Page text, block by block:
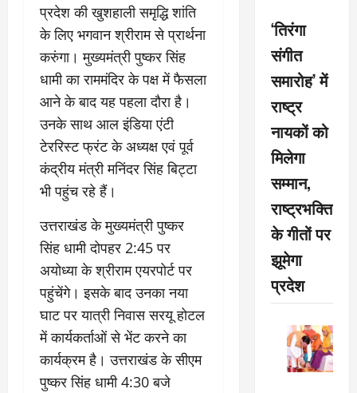
प्रदेश की खुशहाली समृद्धि शांति
के लिए भगवान श्रीराम से प्रार्थना
करुंगा। मुख्यमंत्री पुष्कर सिंह
धामी का राममंदिर के पक्ष में फैसला
आने के बाद यह पहला दौरा है।
उनके साथ आल इंडिया एंटी
टेररिस्ट फ्रंट के अध्यक्ष एवं पूर्व
कंद्रीय मंत्री मनिंदर सिंह बिट्टा
भी पहुंच रहे हैं।
उत्तराखंड के मुख्यमंत्री पुष्कर
सिंह धामी दोपहर 2:45 पर
अयोध्या के श्रीराम एयरपोर्ट पर
पहुंचेंगे। इसके बाद उनका नया
घाट पर यात्री निवास सरयू होटल
में कार्यकर्ताओं से भेंट करने का
कार्यक्रम है। उत्तराखंड के सीएम
पुष्कर सिंह धामी 4:30 बजे
‘तिरंगा
संगीत
समारोह’ में
राष्ट्र
नायकों को
मिलेगा
सम्मान,
राष्ट्रभक्ति
के गीतों पर
झूमेगा
प्रदेश